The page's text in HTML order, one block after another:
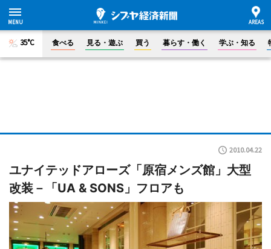
35°C 食べる 見る・遊ぶ 買う 暮らす・働く 学ぶ・知る
2010.04.22
ユナイテッドアローズ「原宿メンズ館」大型
改装－「UA & SONS」フロアも